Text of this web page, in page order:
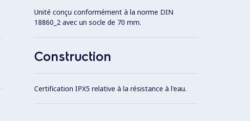
Unité conçu conformément à la norme DIN
18860_2 avec un socle de 70 mm.
Construction
Certification IPX5 relative à la résistance à l'eau.